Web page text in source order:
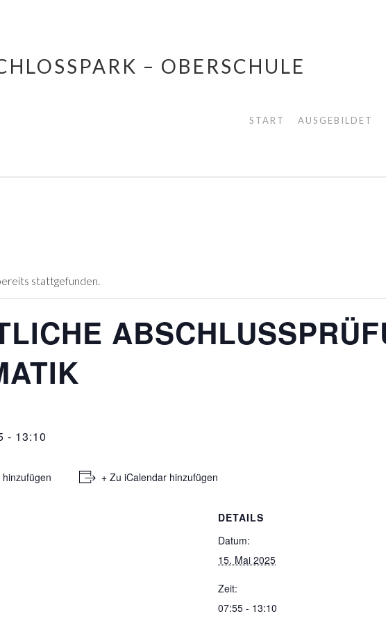
– OBERSCHULE
START AUSGEBILDET
stattgefunden.
- 13:10
+ Zu iCalendar hinzufügen
DETAILS
Datum:
15. Mai 2025
Zeit:
07:55 - 13:10